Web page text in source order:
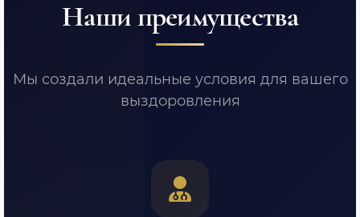
Наши преимущества
Мы создали идеальные условия для вашего
выздоровления